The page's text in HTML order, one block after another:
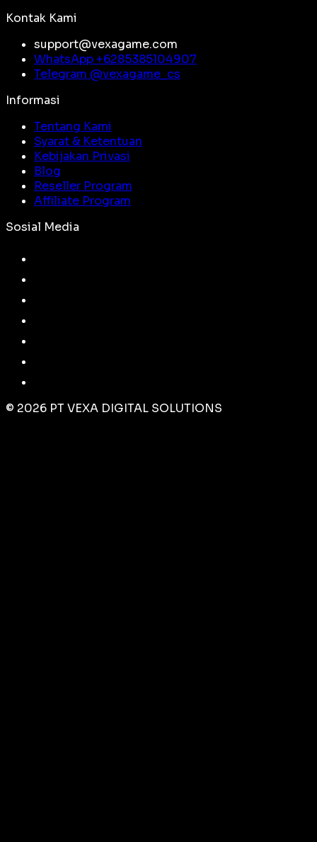
Kontak Kami
support@vexagame.com
WhatsApp +6285385104907
Telegram @vexagame_cs
Informasi
Tentang Kami
Syarat & Ketentuan
Kebijakan Privasi
Blog
Reseller Program
Affiliate Program
Sosial Media
© 2026 PT VEXA DIGITAL SOLUTIONS